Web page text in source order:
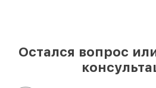
Остался вопрос